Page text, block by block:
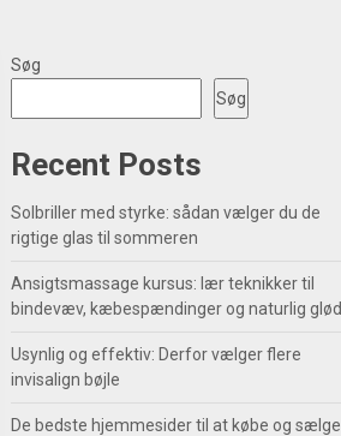
Søg
Søg
Recent Posts
Solbriller med styrke: sådan vælger du de
rigtige glas til sommeren
Ansigtsmassage kursus: lær teknikker til
bindevæv, kæbespændinger og naturlig glød
Usynlig og effektiv: Derfor vælger flere
invisalign bøjle
De bedste hjemmesider til at købe og sælge